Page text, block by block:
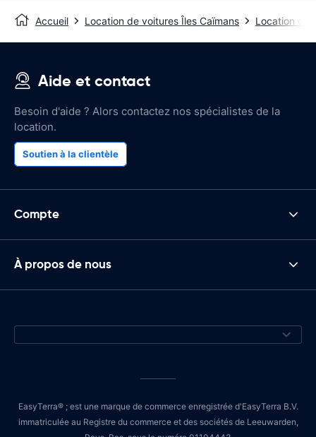
Accueil Location de voitures Îles Caïmans Location de
Aide et contact
Besoin d'aide ? Alors contactez nos spécialistes de la
location.
Soutien à la clientèle
Compte
À propos de nous
EasyTerra® ; est une marque de commerce enregistrée d'EasyTerra B.V.
immatriculée au Registre du commerce et des sociétés de Leeuwarden,